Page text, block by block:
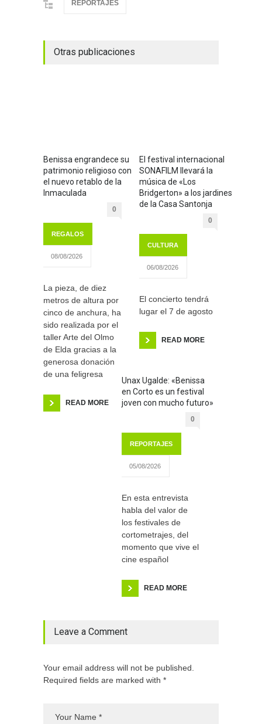
REPORTAJES
Otras publicaciones
Benissa engrandece su
patrimonio religioso con
el nuevo retablo de la
Inmaculada
0
REGALOS
08/08/2026
La pieza, de diez
metros de altura por
cinco de anchura, ha
sido realizada por el
taller Arte del Olmo
de Elda gracias a la
generosa donación
de una feligresa
READ MORE
El festival internacional
SONAFILM llevará la
música de «Los
Bridgerton» a los jardines
de la Casa Santonja
0
CULTURA
06/08/2026
El concierto tendrá
lugar el 7 de agosto
READ MORE
Unax Ugalde: «Benissa
en Corto es un festival
joven con mucho futuro»
0
REPORTAJES
05/08/2026
En esta entrevista
habla del valor de
los festivales de
cortometrajes, del
momento que vive el
cine español
READ MORE
Leave a Comment
Your email address will not be published.
Required fields are marked with *